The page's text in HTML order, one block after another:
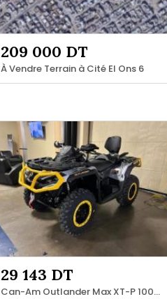
209 000 DT
À Vendre Terrain à Cité El Ons 6
29 143 DT
Can-Am Outlander Max XT-P 1000R